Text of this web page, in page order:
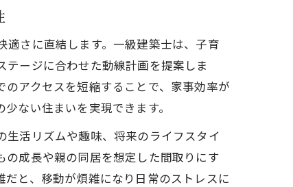
さに直結します。一級建築士は、子育
ージに合わせた動線計画を提案しま
アクセスを短縮することで、家事効率が
ない住まいを実現できます。
活リズムや趣味、将来のライフスタイ
成長や親の同居を想定した間取りにす
と、移動が煩雑になり日常のストレスに